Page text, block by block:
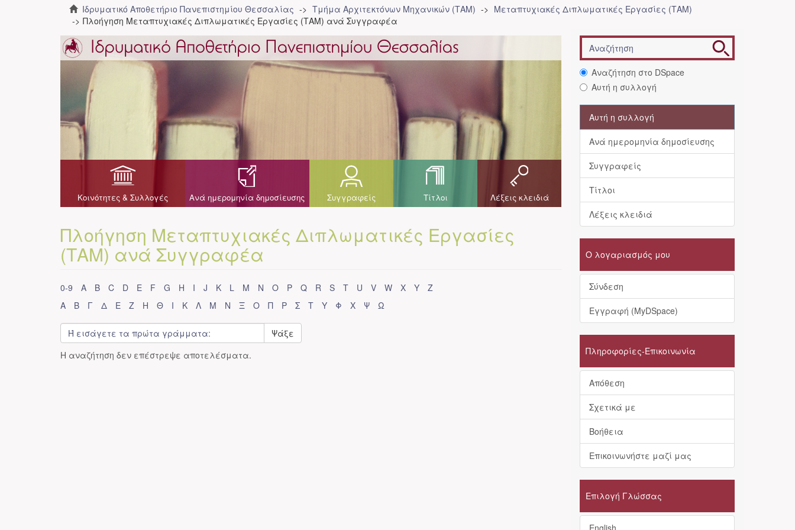
Ιδρυματικό Αποθετήριο Πανεπιστημίου Θεσσαλίας Τμήμα Αρχιτεκτόνων Μηχανικών (ΤΑΜ)
Μεταπτυχιακές Διπλωματικές Εργασίες (ΤΑΜ)
Πλοήγηση Μεταπτυχιακές Διπλωματικές Εργασίες (ΤΑΜ) ανά Συγγραφέα
Κοινότητες & Συλλογές Ανά ημερομηνία δημοσίευσης Συγγραφείς Τίτλοι Λέξεις κλειδιά
Πλοήγηση Μεταπτυχιακές Διπλωματικές Εργασίες
(ΤΑΜ) ανά Συγγραφέα
0-9 A B C D E F G H I J K L M N O P Q R S T U V W X Y
Z
Α
Β Γ Δ Ε Ζ Η Θ Ι Κ Λ Μ Ν Ξ Ο Π Ρ Σ Τ Υ Φ Χ Ψ Ω
Ψάξε
Η αναζήτηση δεν επέστρεψε αποτελέσματα.
Αναζήτηση στο DSpace
Αυτή η συλλογή
Αυτή η συλλογή
Ανά ημερομηνία δημοσίευσης
Συγγραφείς
Τίτλοι
Λέξεις κλειδιά
Ο λογαριασμός μου
Σύνδεση
Εγγραφή (MyDSpace)
Πληροφορίες-Επικοινωνία
Απόθεση
Σχετικά με
Βοήθεια
Επικοινωνήστε μαζί μας
Επιλογή Γλώσσας
English